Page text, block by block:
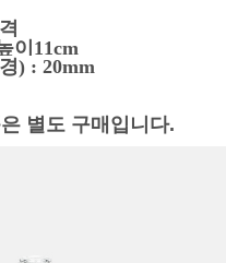
이11cm
) : 20mm
별도 구매입니다.